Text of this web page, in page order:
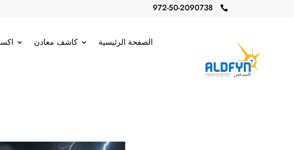

972-50-2090738
الصفحة الرئيسية كاشف معادن